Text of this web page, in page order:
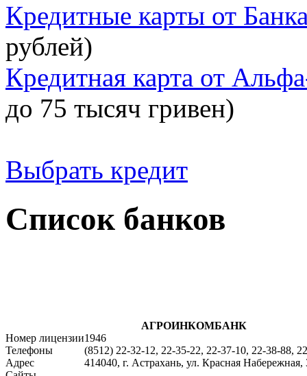
Кредитные карты от
рублей)
Кредитная карта от
до 75 тысяч гривен)
Выбрать кредит
Список банков
АГРОИНКОМБАНК
Номер лицензии1946
Телефоны
(8512) 22-32-12, 22-35-22, 22-37-10, 22-38-88,
Адрес
414040, г. Астрахань, ул. Красная Набережная,